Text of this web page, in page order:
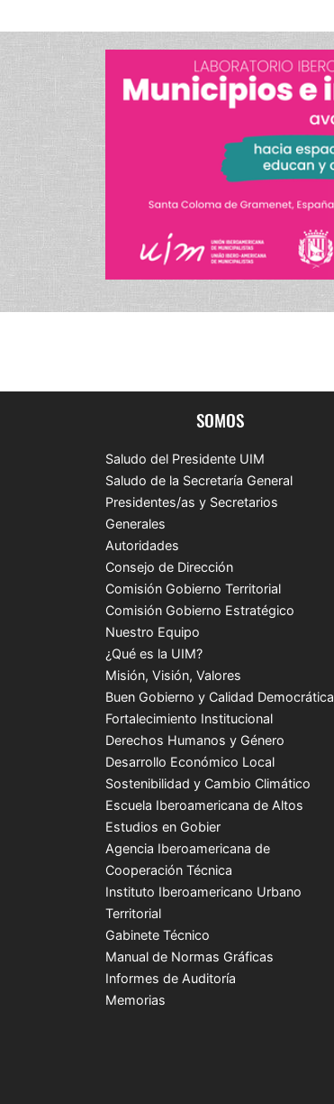
SOMOS
Saludo del Presidente UIM
Saludo de la Secretaría General
Presidentes/as y Secretarios
Generales
Autoridades
Consejo de Dirección
Comisión Gobierno Territorial
Comisión Gobierno Estratégico
Nuestro Equipo
¿Qué es la UIM?
Misión, Visión, Valores
Buen Gobierno y Calidad Democrática
Fortalecimiento Institucional
Derechos Humanos y Género
Desarrollo Económico Local
Sostenibilidad y Cambio Climático
Escuela Iberoamericana de Altos
Estudios en Gobier
Agencia Iberoamericana de
Cooperación Técnica
Instituto Iberoamericano Urbano
Territorial
Gabinete Técnico
Manual de Normas Gráficas
Informes de Auditoría
Memorias